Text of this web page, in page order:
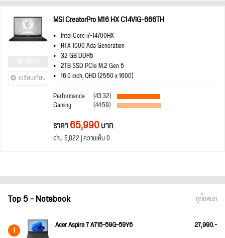
เปรียบเทียบ
MSI CreatorPro M16 HX C14VIG-666TH
Intel Core i7-14700HX
RTX 1000 Ada Generation
32 GB DDR5
2TB SSD PCIe M.2 Gen 5
16.0 inch, QHD (2560 x 1600)
Performance
(43.32)
Gaming (44.59)
ราคา65,990บาท
อ่าน 5,822 | ความเห็น 0
Top 5 - Notebook ดูทั้งหมด
1 Acer Aspire 7 A715-59G-59Y6 27,990.-